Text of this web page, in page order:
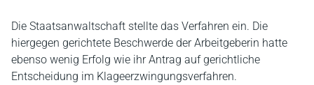
Die Staatsanwaltschaft stellte das Verfahren ein. Die
hiergegen gerichtete Beschwerde der Arbeitgeberin hatte
ebenso wenig Erfolg wie ihr Antrag auf gerichtliche
Entscheidung im Klageerzwingungsverfahren.